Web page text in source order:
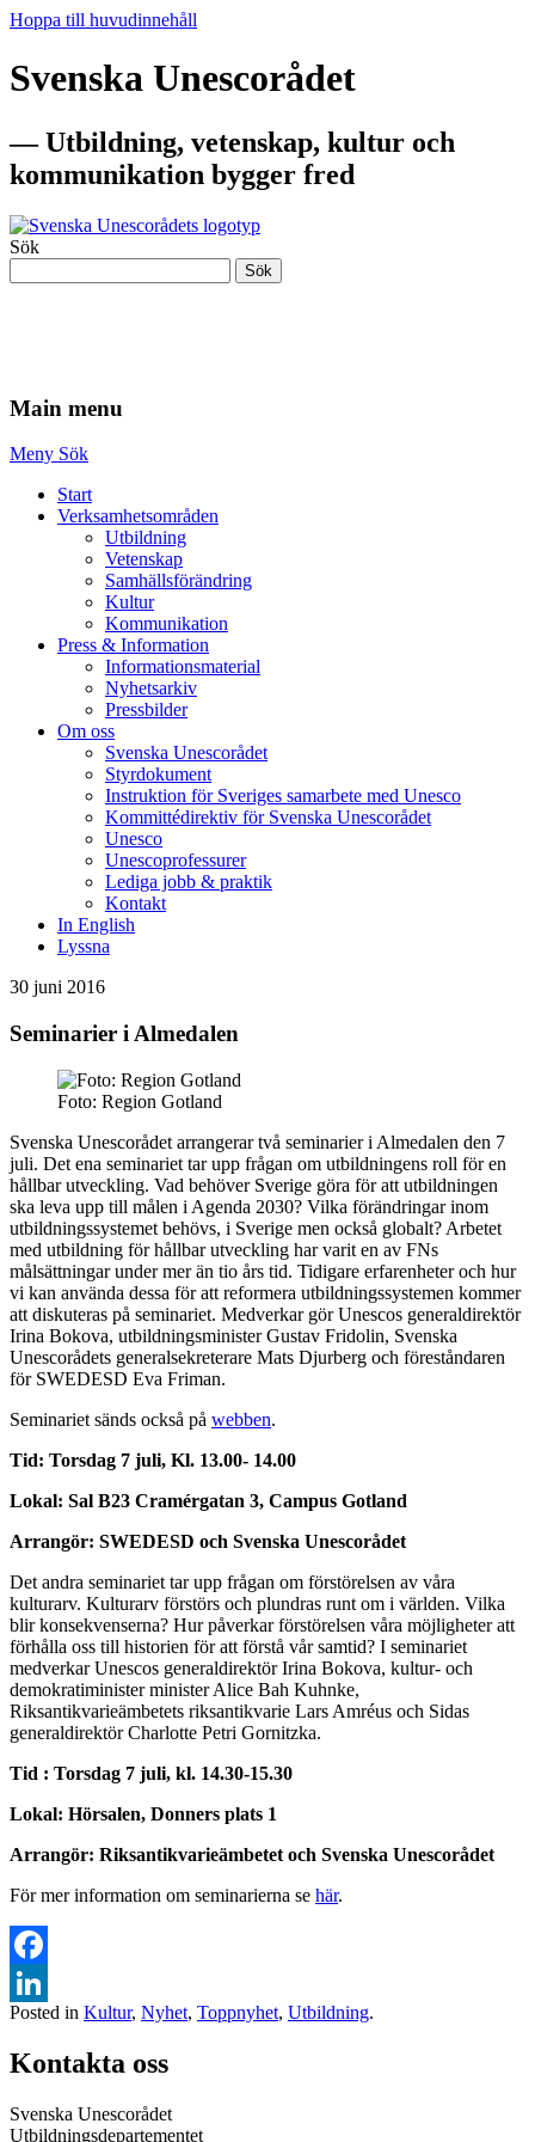
Hoppa till huvudinnehåll
Svenska Unescorådet
— Utbildning, vetenskap, kultur och
kommunikation bygger fred
Sök
Sök
Main menu
Meny Sök
Start
Verksamhetsområden
Utbildning
Vetenskap
Samhällsförändring
Kultur
Kommunikation
Press & Information
Informationsmaterial
Nyhetsarkiv
Pressbilder
Om oss
Svenska Unescorådet
Styrdokument
Instruktion för Sveriges samarbete med Unesco
Kommittédirektiv för Svenska Unescorådet
Unesco
Unescoprofessurer
Lediga jobb & praktik
Kontakt
In English
Lyssna
30 juni 2016
Seminarier i Almedalen
Foto: Region Gotland
Svenska Unescorådet arrangerar två seminarier i Almedalen den 7
juli. Det ena seminariet tar upp frågan om utbildningens roll för en
hållbar utveckling. Vad behöver Sverige göra för att utbildningen
ska leva upp till målen i Agenda 2030? Vilka förändringar inom
utbildningssystemet behövs, i Sverige men också globalt? Arbetet
med utbildning för hållbar utveckling har varit en av FNs
målsättningar under mer än tio års tid. Tidigare erfarenheter och hur
vi kan använda dessa för att reformera utbildningssystemen kommer
att diskuteras på seminariet. Medverkar gör Unescos generaldirektör
Irina Bokova, utbildningsminister Gustav Fridolin, Svenska
Unescorådets generalsekreterare Mats Djurberg och föreståndaren
för SWEDESD Eva Friman.
Seminariet sänds också på webben.
Tid: Torsdag 7 juli, Kl. 13.00- 14.00
Lokal: Sal B23 Cramérgatan 3, Campus Gotland
Arrangör: SWEDESD och Svenska Unescorådet
Det andra seminariet tar upp frågan om förstörelsen av våra
kulturarv. Kulturarv förstörs och plundras runt om i världen. Vilka
blir konsekvenserna? Hur påverkar förstörelsen våra möjligheter att
förhålla oss till historien för att förstå vår samtid? I seminariet
medverkar Unescos generaldirektör Irina Bokova, kultur- och
demokratiminister minister Alice Bah Kuhnke,
Riksantikvarieämbetets riksantikvarie Lars Amréus och Sidas
generaldirektör Charlotte Petri Gornitzka.
Tid : Torsdag 7 juli, kl. 14.30-15.30
Lokal: Hörsalen, Donners plats 1
Arrangör: Riksantikvarieämbetet och Svenska Unescorådet
För mer information om seminarierna se här.
Facebook
LinkedIn
Posted in Kultur, Nyhet, Toppnyhet, Utbildning.
Kontakta oss
Svenska Unescorådet
Utbildningsdepartementet